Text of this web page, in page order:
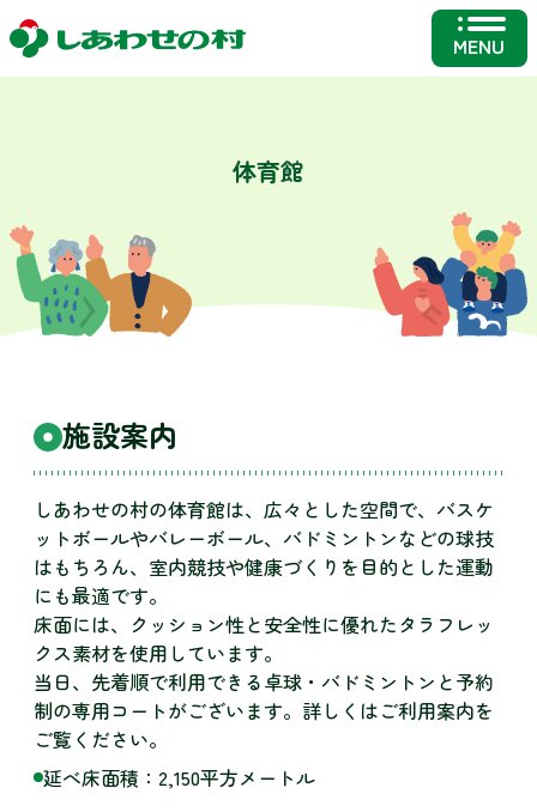
MENU
体育館
施設案内
しあわせの村の体育館は、広々とした空間で、バスケ
ットボールやバレーボール、バドミントンなどの球技
はもちろん、室内競技や健康づくりを目的とした運動
にも最適です。
床面には、クッション性と安全性に優れたタラフレッ
クス素材を使用しています。
当日、先着順で利用できる卓球・バドミントンと予約
制の専用コートがございます。詳しくはご利用案内を
ご覧ください。
延べ床面積：2,150平方メートル